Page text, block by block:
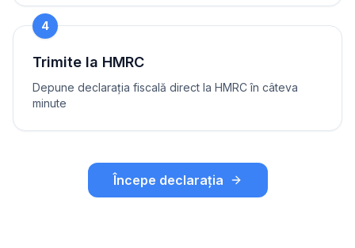
4
Trimite la HMRC
Depune declarația fiscală direct la HMRC în câteva
minute
Începe declarația